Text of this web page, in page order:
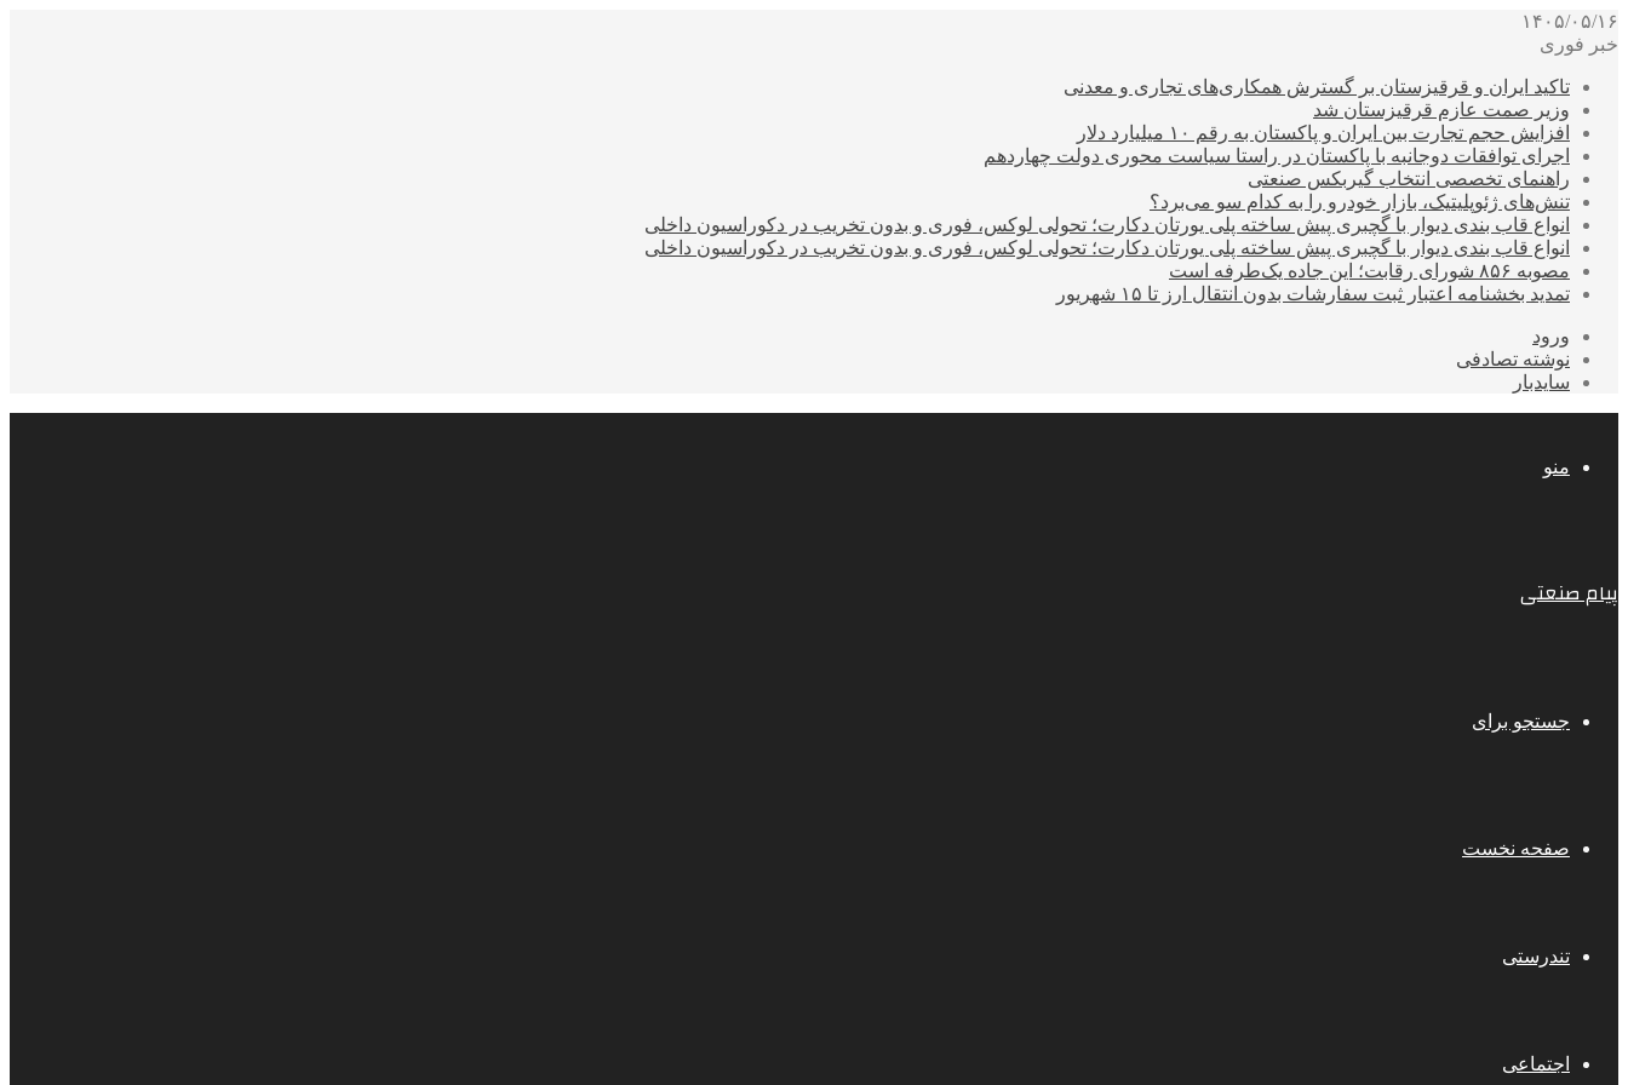
۱۴۰۵/۰۵/۱۶
خبر فوری
تاکید ایران و قرقیزستان بر گسترش همکاری‌های تجاری و معدنی
وزیر صمت عازم قرقیزستان شد
افزایش حجم تجارت بین ایران و پاکستان به رقم ۱۰ میلیارد دلار
اجرای توافقات دوجانبه با پاکستان در راستا سیاست محوری دولت چهاردهم
راهنمای تخصصی انتخاب گیربکس صنعتی
تنش‌های ژئوپلیتیک، بازار خودرو را به کدام سو می‌برد؟
انواع قاب بندی دیوار با گچبری پیش ساخته پلی یورتان دکارت؛ تحولی لوکس، فوری و بدون تخریب در دکوراسیون داخلی
انواع قاب بندی دیوار با گچبری پیش ساخته پلی یورتان دکارت؛ تحولی لوکس، فوری و بدون تخریب در دکوراسیون داخلی
مصوبه ۸۵۶ شورای رقابت؛ این جاده یک‌طرفه است
تمدید بخشنامه اعتبار ثبت سفارشات بدون انتقال ارز تا ۱۵ شهریور
ورود
نوشته تصادفی
سایدبار
منو
پیام صنعتی
جستجو برای
صفحه نخست
تندرستی
اجتماعی